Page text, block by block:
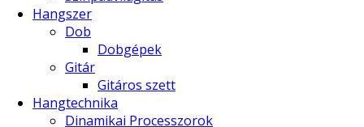
Hangszer
Dob
Dobgépek
Gitár
Gitáros szett
Hangtechnika
Dinamikai Processzorok